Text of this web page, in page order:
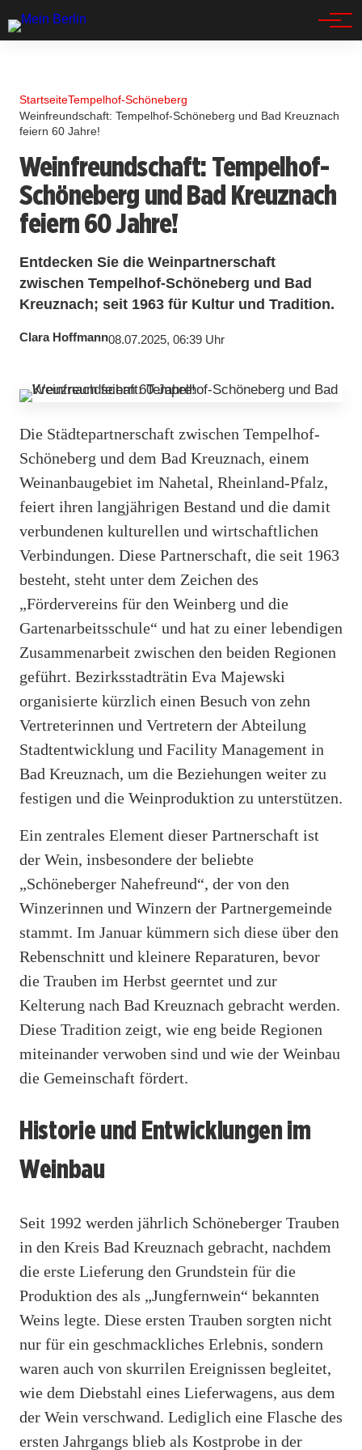
StartseiteTempelhof-Schöneberg
Weinfreundschaft: Tempelhof-Schöneberg und Bad Kreuznach
feiern 60 Jahre!
Weinfreundschaft: Tempelhof-
Schöneberg und Bad Kreuznach
feiern 60 Jahre!
Entdecken Sie die Weinpartnerschaft
zwischen Tempelhof-Schöneberg und Bad
Kreuznach; seit 1963 für Kultur und Tradition.
Clara Hoffmann08.07.2025, 06:39 Uhr
Die Städtepartnerschaft zwischen Tempelhof-
Schöneberg und dem Bad Kreuznach, einem
Weinanbaugebiet im Nahetal, Rheinland-Pfalz,
feiert ihren langjährigen Bestand und die damit
verbundenen kulturellen und wirtschaftlichen
Verbindungen. Diese Partnerschaft, die seit 1963
besteht, steht unter dem Zeichen des
„Fördervereins für den Weinberg und die
Gartenarbeitsschule“ und hat zu einer lebendigen
Zusammenarbeit zwischen den beiden Regionen
geführt. Bezirksstadträtin Eva Majewski
organisierte kürzlich einen Besuch von zehn
Vertreterinnen und Vertretern der Abteilung
Stadtentwicklung und Facility Management in
Bad Kreuznach, um die Beziehungen weiter zu
festigen und die Weinproduktion zu unterstützen.
Ein zentrales Element dieser Partnerschaft ist
der Wein, insbesondere der beliebte
„Schöneberger Nahefreund“, der von den
Winzerinnen und Winzern der Partnergemeinde
stammt. Im Januar kümmern sich diese über den
Rebenschnitt und kleinere Reparaturen, bevor
die Trauben im Herbst geerntet und zur
Kelterung nach Bad Kreuznach gebracht werden.
Diese Tradition zeigt, wie eng beide Regionen
miteinander verwoben sind und wie der Weinbau
die Gemeinschaft fördert.
Historie und Entwicklungen im
Weinbau
Seit 1992 werden jährlich Schöneberger Trauben
in den Kreis Bad Kreuznach gebracht, nachdem
die erste Lieferung den Grundstein für die
Produktion des als „Jungfernwein“ bekannten
Weins legte. Diese ersten Trauben sorgten nicht
nur für ein geschmackliches Erlebnis, sondern
waren auch von skurrilen Ereignissen begleitet,
wie dem Diebstahl eines Lieferwagens, aus dem
der Wein verschwand. Lediglich eine Flasche des
ersten Jahrgangs blieb als Kostprobe in der